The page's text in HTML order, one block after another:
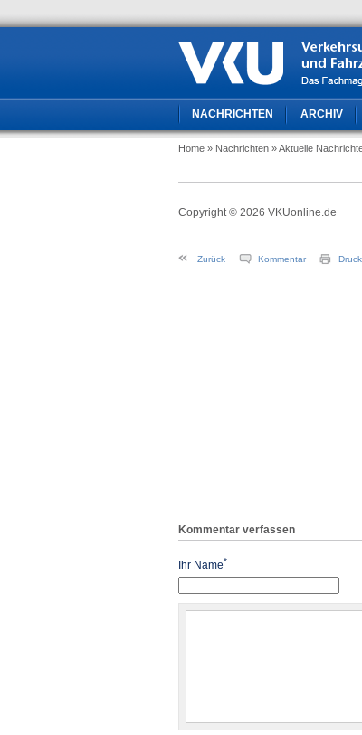
NACHRICHTEN ARCHIV
Home » Nachrichten » Aktuelle
Copyright © 2026 VKUonline.de
Zurück Kommentar
Kommentar verfassen
Ihr Name*